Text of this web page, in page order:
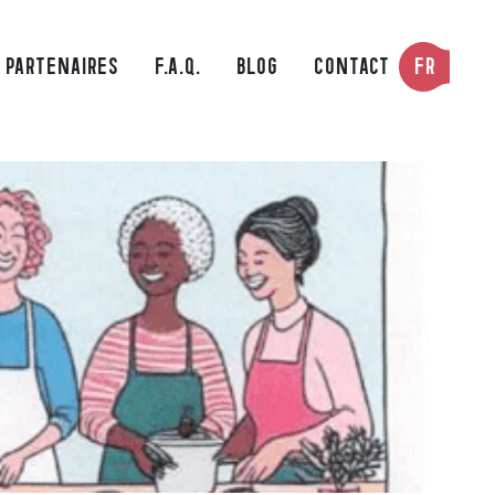
PARTENAIRES F.A.Q. BLOG CONTACT FR